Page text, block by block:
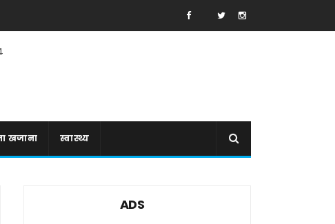
खजाना स्वास्थ्य
ADS